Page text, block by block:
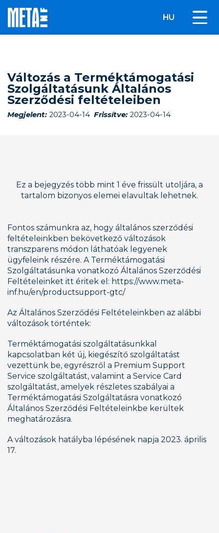
HU
Változás a Terméktámogatási
Szolgáltatásunk Általános
Szerződési feltételeiben
Megjelent: 2023-04-14 Frissítve: 2023-04-14
Ez a bejegyzés több mint 1 éve frissült utoljára, a
tartalom bizonyos elemei elavultak lehetnek.
Fontos számunkra az, hogy általános szerződési
feltételeinkben bekövetkező változások
transzparens módon láthatóak legyenek
ügyfeleink részére. A Terméktámogatási
Szolgáltatásunka vonatkozó Általános Szerződési
Feltételeinket itt éritek el: https://www.meta-
inf.hu/en/productsupport-gtc/
Az Általános Szerződési Feltételeinkben az alábbi
változások történtek:
Terméktámogatási szolgáltatásunkkal
kapcsolatban két új, kiegészítő szolgáltatást
vezettünk be, egyrészről a Premium Support
Service szolgáltatást, valamint a Service Card
szolgáltatást, amelyek részletes szabályai a
Terméktámogatási Szolgáltatásra vonatkozó
Általános Szerződési Feltételeinkbe kerültek
meghatározásra.
A változások hatályba lépésének napja 2023. április
17.